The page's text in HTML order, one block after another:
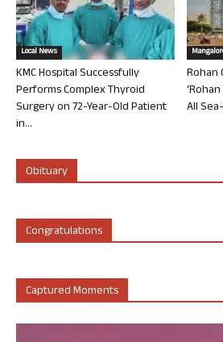
Local News
KMC Hospital Successfully
Performs Complex Thyroid
Surgery on 72-Year-Old Patient
in...
Rohan
All
Obituary
Congratulations
Captured Moments